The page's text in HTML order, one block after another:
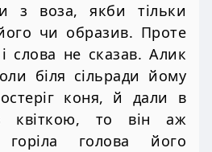
з воза, якби тільки
чи образив. Проте
слова не сказав. Алик
біля сільради йому
коня, й дали в
квіткою, то він аж
горіла голова його